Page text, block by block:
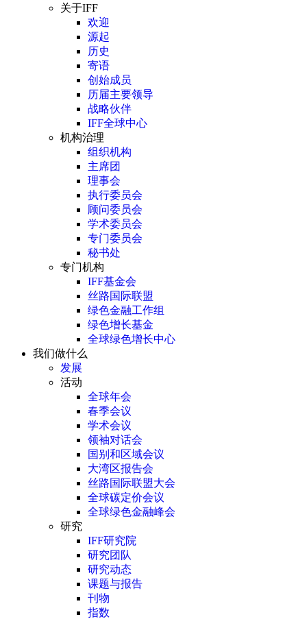
关于IFF
欢迎
源起
历史
寄语
创始成员
历届主要领导
战略伙伴
IFF全球中心
机构治理
组织机构
主席团
理事会
执行委员会
顾问委员会
学术委员会
专门委员会
秘书处
专门机构
IFF基金会
丝路国际联盟
绿色金融工作组
绿色增长基金
全球绿色增长中心
我们做什么
发展
活动
全球年会
春季会议
学术会议
领袖对话会
国别和区域会议
大湾区报告会
丝路国际联盟大会
全球碳定价会议
全球绿色金融峰会
研究
IFF研究院
研究团队
研究动态
课题与报告
刊物
指数